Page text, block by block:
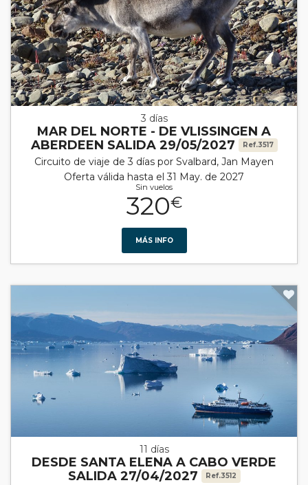
3 días
MAR DEL NORTE - DE VLISSINGEN A
ABERDEEN SALIDA 29/05/2027
Ref.3517
Circuito de viaje de 3 días por Svalbard, Jan Mayen
Oferta válida hasta el 31 May. de 2027
Sin vuelos
320€
MÁS INFO
11 días
DESDE SANTA ELENA A CABO VERDE
SALIDA 27/04/2027
Ref.3512